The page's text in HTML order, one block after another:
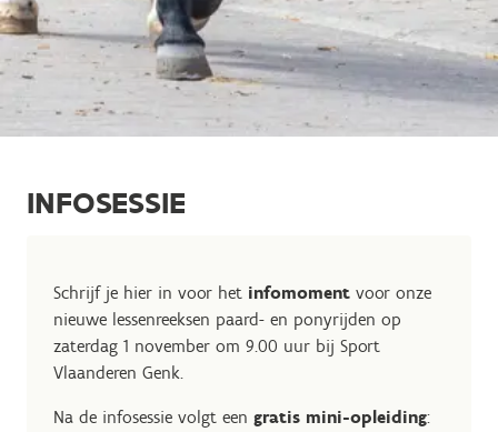
INFOSESSIE
Schrijf je hier in voor het infomoment voor onze
nieuwe lessenreeksen paard- en ponyrijden op
zaterdag 1 november om 9.00 uur bij Sport
Vlaanderen Genk.
Na de infosessie volgt een gratis mini-opleiding: